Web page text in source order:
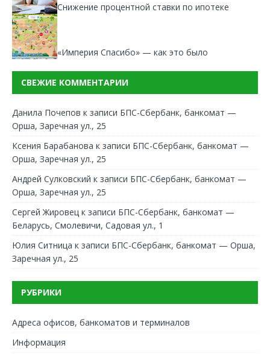
Снижение процентной ставки по ипотеке
«Империя Спасибо» — как это было
СВЕЖИЕ КОММЕНТАРИИ
Данила Почепов к записи БПС-Сбербанк, банкомат —
Орша, Заречная ул., 25
Ксения Барабанова к записи БПС-Сбербанк, банкомат —
Орша, Заречная ул., 25
Андрей Сулковский к записи БПС-Сбербанк, банкомат —
Орша, Заречная ул., 25
Сергей Жировец к записи БПС-Сбербанк, банкомат —
Беларусь, Смолевичи, Садовая ул., 1
Юлия Ситница к записи БПС-Сбербанк, банкомат — Орша,
Заречная ул., 25
РУБРИКИ
Адреса офисов, банкоматов и терминалов
Информация